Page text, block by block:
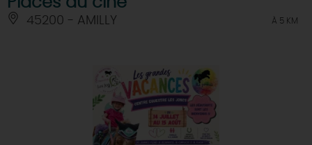
45200 - AMILLY À 5 KM